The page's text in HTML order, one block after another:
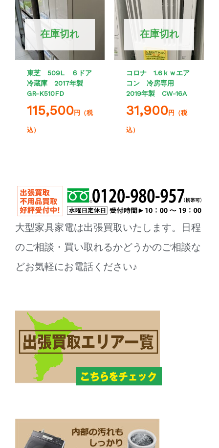
在庫切れ
東芝 509L ６ドア
冷蔵庫 2017年製
GR-K510FD
115,500円（税
込）
在庫切れ
コロナ 1.6ｋｗエア
コン 冷房専用
2019年製 CW-16A
31,900円（税
込）
大型家具家電は出張買取いたします。日程
のご相談・買い取れるかどうかのご相談な
どお気軽にお電話ください♪